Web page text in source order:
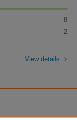
8
2
View details